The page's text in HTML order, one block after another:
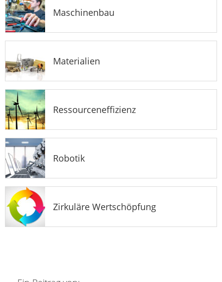
Maschinenbau
Materialien
Ressourceneffizienz
Robotik
Zirkuläre Wertschöpfung